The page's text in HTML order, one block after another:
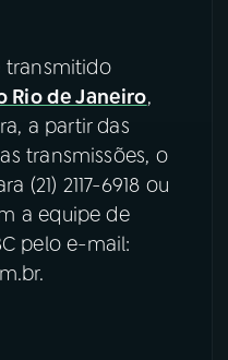
transmitido
Rio de Janeiro,
a partir das
transmissões, o
(21) 2117-6918 ou
a equipe de
pelo e-mail: